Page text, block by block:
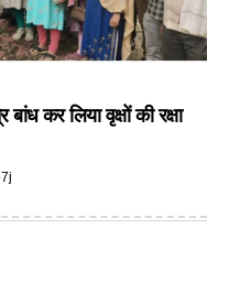
बांध कर लिया वृक्षों की रक्षा